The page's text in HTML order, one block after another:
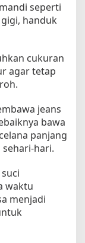
seperti
handuk
cukuran
agar tetap
jeans
bawa
panjang
hari.
waktu
menjadi